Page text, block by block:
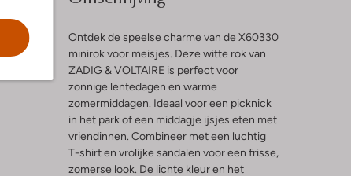
Ontdek de speelse charme van de X60330
minirok voor meisjes. Deze witte rok van
ZADIG & VOLTAIRE is perfect voor
zonnige lentedagen en warme
zomermiddagen. Ideaal voor een picknick
in het park of een middagje ijsjes eten met
vriendinnen. Combineer met een luchtig
T-shirt en vrolijke sandalen voor een frisse,
zomerse look. De lichte kleur en het